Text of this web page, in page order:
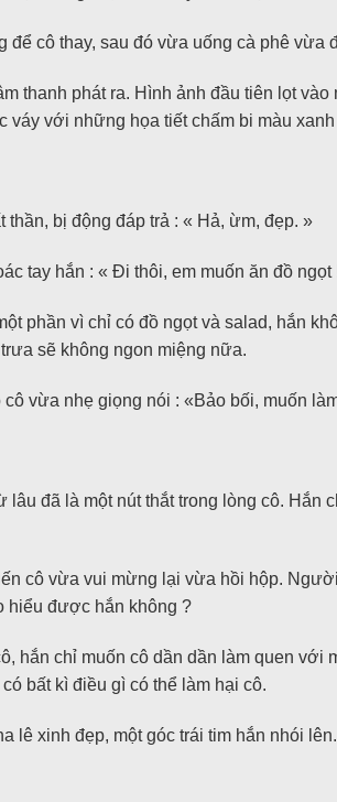
để cô thay, sau đó vừa uống cà phê vừa
thanh phát ra. Hình ảnh đầu tiên lọt
với những họa tiết chấm bi màu
bị động đáp trả : « Hả, ừm, đẹp. »
tay hắn : « Đi thôi, em muốn ăn đồ ngọt
phần vì chỉ có đồ ngọt và salad, hắn
sẽ không ngon miệng nữa.
vừa nhẹ giọng nói : «Bảo bối, muốn
đã là một nút thắt trong lòng cô. Hắn
cô vừa vui mừng lại vừa hồi hộp.
hiểu được hắn không ?
hắn chỉ muốn cô dần dần làm quen
bất kì điều gì có thể làm hại cô.
lê xinh đẹp, một góc trái tim hắn nhói